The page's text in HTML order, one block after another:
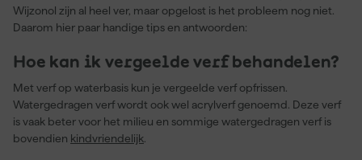
Wijzonol zijn al heel ver, maar opgelost is het probleem nog niet.
Daarom hier paar handige tips en antwoorden:
Hoe kan ik vergeelde verf behandelen?
Met verf op waterbasis kun je vergeelde verf opfrissen.
Watergedragen verf wordt ook wel acrylverf genoemd. Deze verf
is vaak beter voor het milieu en sommige watergedragen verf is
bovendien kindvriendelijk.